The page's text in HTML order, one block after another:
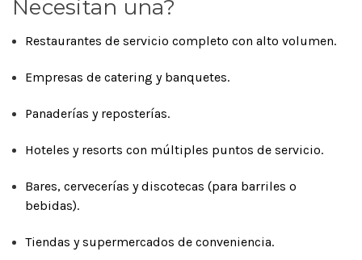
Necesitan una?
Restaurantes de servicio completo con alto volumen.
Empresas de catering y banquetes.
Panaderías y reposterías.
Hoteles y resorts con múltiples puntos de servicio.
Bares, cervecerías y discotecas (para barriles o
bebidas).
Tiendas y supermercados de conveniencia.